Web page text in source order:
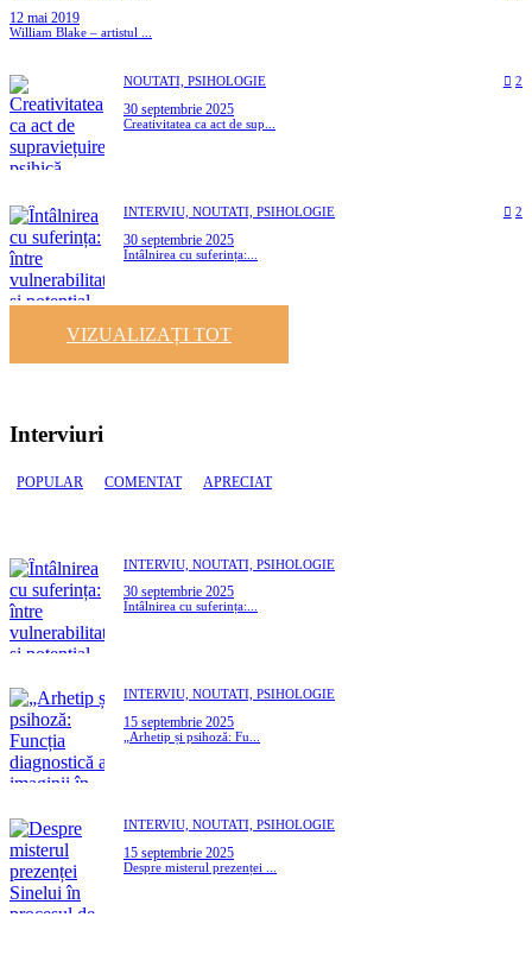
12 mai 2019
William Blake – artistul ...
NOUTATI, PSIHOLOGIE 2
30 septembrie 2025
Creativitatea ca act de sup...
INTERVIU, NOUTATI, PSIHOLOGIE 2
30 septembrie 2025
Întâlnirea cu suferința:...
VIZUALIZAȚI TOT
Interviuri
POPULAR COMENTAT APRECIAT
INTERVIU, NOUTATI, PSIHOLOGIE
30 septembrie 2025
Întâlnirea cu suferința:...
INTERVIU, NOUTATI, PSIHOLOGIE
15 septembrie 2025
„Arhetip și psihoză: Fu...
INTERVIU, NOUTATI, PSIHOLOGIE
15 septembrie 2025
Despre misterul prezenței ...